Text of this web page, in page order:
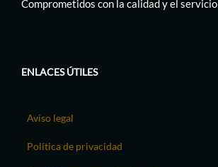
Comprometidos con la calidad y el servicio
ENLACES ÚTILES
Aviso legal
Política de privacidad